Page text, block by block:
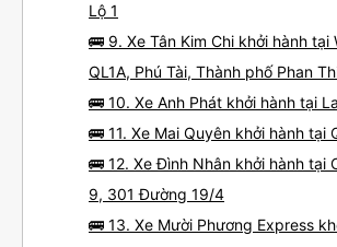
Lộ 1
🚌 9. Xe Tân Kim Chi khởi hành tại
QL1A, Phú Tài, Thành phố Phan
🚌 10. Xe Anh Phát khởi hành tại
🚌 11. Xe Mai Quyên khởi hành tại
🚌 12. Xe Đình Nhân khởi hành tại
9, 301 Đường 19/4
🚌 13. Xe Mười Phương Express